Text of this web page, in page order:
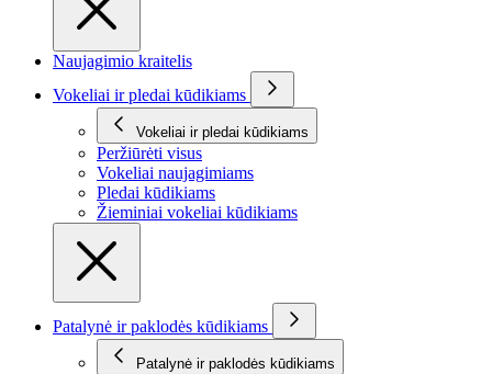
Naujagimio kraitelis
Vokeliai ir pledai kūdikiams
Vokeliai ir pledai kūdikiams
Peržiūrėti visus
Vokeliai naujagimiams
Pledai kūdikiams
Žieminiai vokeliai kūdikiams
Patalynė ir paklodės kūdikiams
Patalynė ir paklodės kūdikiams